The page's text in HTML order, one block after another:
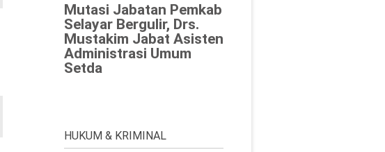
Mutasi Jabatan Pemkab
Selayar Bergulir, Drs.
Mustakim Jabat Asisten
Administrasi Umum
Setda
HUKUM & KRIMINAL